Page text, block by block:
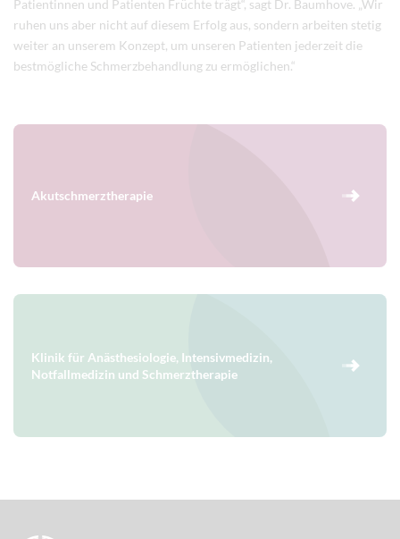
Patientinnen und Patienten Früchte trägt“, sagt Dr. Baumhove. „Wir
ruhen uns aber nicht auf diesem Erfolg aus, sondern arbeiten stetig
weiter an unserem Konzept, um unseren Patienten jederzeit die
bestmögliche Schmerzbehandlung zu ermöglichen.“
Akutschmerztherapie
Klinik für Anästhesiologie, Intensivmedizin,
Notfallmedizin und Schmerztherapie